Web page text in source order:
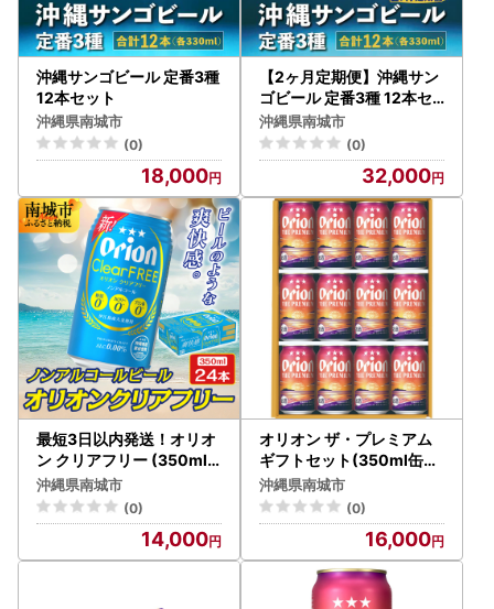
沖縄サンゴビール 定番3種
12本セット
沖縄県南城市
(0)
18,000
【2ヶ月定期便】沖縄サン
ゴビール 定番3種 12本セ
ット
沖縄県南城市
(0)
32,000
最短3日以内発送！オリオ
ン クリアフリー (350ml
缶×24本)
沖縄県南城市
(0)
14,000
オリオン ザ・プレミアム
ギフトセット(350ml缶×1
2本)
沖縄県南城市
(0)
16,000